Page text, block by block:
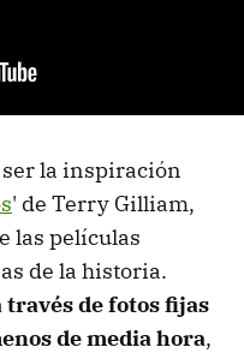
la inspiración
' de Terry Gilliam,
las películas
de la historia.
de fotos fijas
de media hora,